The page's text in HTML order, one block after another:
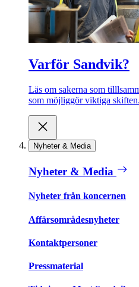
Varför Sandvik?
Läs om sakerna som
som möjliggör viktiga skiften.
Nyheter & Media
Nyheter & Media
Nyheter från koncernen
Affärsområdesnyheter
Kontaktpersoner
Pressmaterial